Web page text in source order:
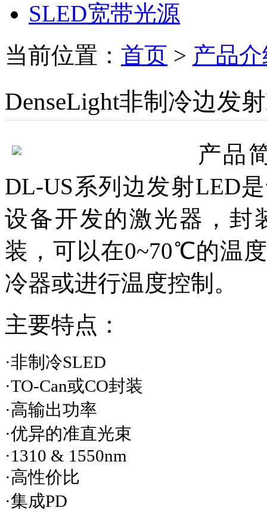
SLED宽带光源
当前位置： 首页 > 产品
DenseLight非制冷边发
产品
DL-US系列边发射LED
设备开发的激光器，封
装，可以在0~70℃的温
冷器或进行温度控制。
主要特点：
·非制冷SLED
·TO-Can或CO封装
·高输出功率
·优异的准直光束
·1310 & 1550nm
·高性价比
·集成PD